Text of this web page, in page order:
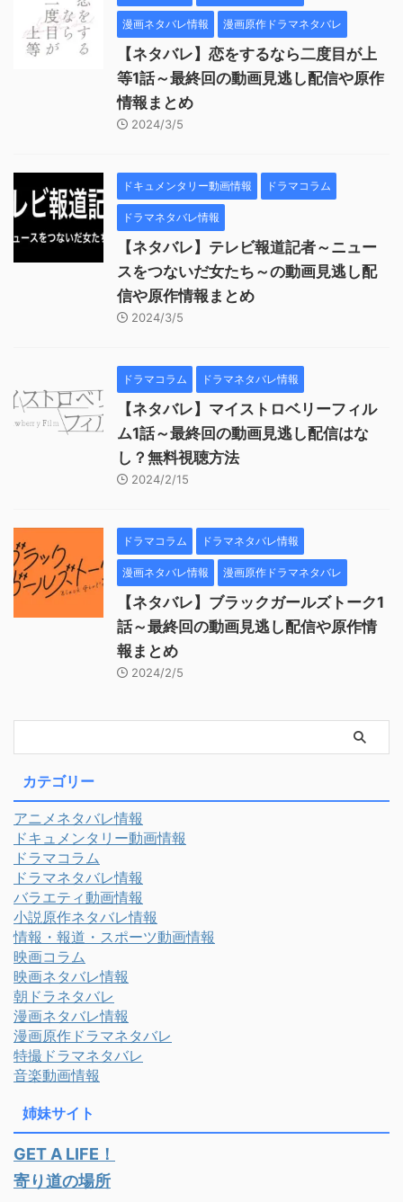
漫画ネタバレ情報 漫画原作ドラマネタバレ
【ネタバレ】恋をするなら二度目が上
等1話～最終回の動画見逃し配信や原作
情報まとめ
2024/3/5
ドキュメンタリー動画情報 ドラマコラム
ドラマネタバレ情報
【ネタバレ】テレビ報道記者～ニュー
スをつないだ女たち～の動画見逃し配
信や原作情報まとめ
2024/3/5
ドラマコラム ドラマネタバレ情報
【ネタバレ】マイストロベリーフィル
ム1話～最終回の動画見逃し配信はな
し？無料視聴方法
2024/2/15
ドラマコラム ドラマネタバレ情報
漫画ネタバレ情報 漫画原作ドラマネタバレ
【ネタバレ】ブラックガールズトーク1
話～最終回の動画見逃し配信や原作情
報まとめ
2024/2/5
カテゴリー
アニメネタバレ情報
ドキュメンタリー動画情報
ドラマコラム
ドラマネタバレ情報
バラエティ動画情報
小説原作ネタバレ情報
情報・報道・スポーツ動画情報
映画コラム
映画ネタバレ情報
朝ドラネタバレ
漫画ネタバレ情報
漫画原作ドラマネタバレ
特撮ドラマネタバレ
音楽動画情報
姉妹サイト
GET A LIFE！
寄り道の場所